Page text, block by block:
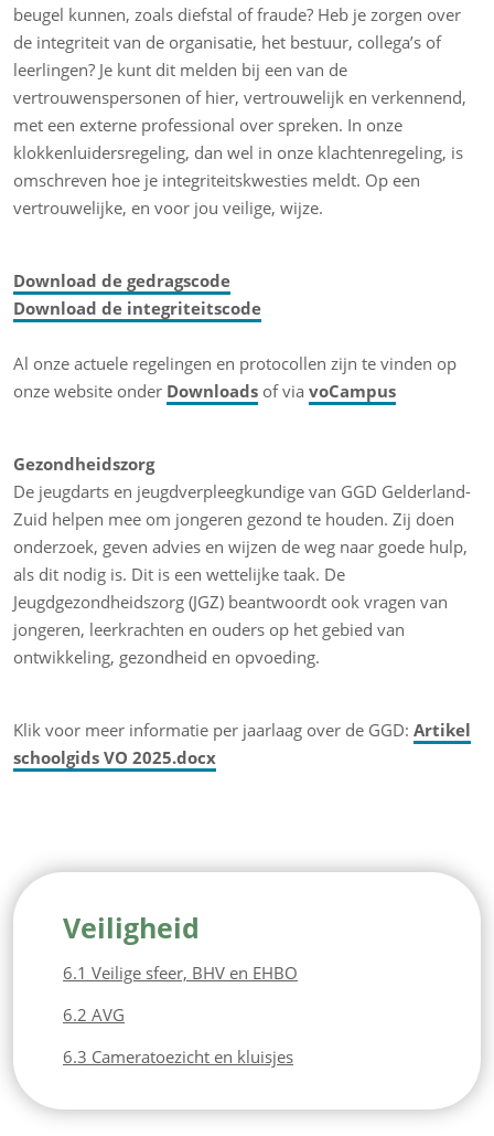
beugel kunnen, zoals diefstal of fraude? Heb je zorgen over
de integriteit van de organisatie, het bestuur, collega’s of
leerlingen? Je kunt dit melden bij een van de
vertrouwenspersonen of hier, vertrouwelijk en verkennend,
met een externe professional over spreken. In onze
klokkenluidersregeling, dan wel in onze klachtenregeling, is
omschreven hoe je integriteitskwesties meldt. Op een
vertrouwelijke, en voor jou veilige, wijze.
Download de gedragscode
Download de integriteitscode
Al onze actuele regelingen en protocollen zijn te vinden op
onze website onder Downloads of via voCampus
Gezondheidszorg
De jeugdarts en jeugdverpleegkundige van GGD Gelderland-
Zuid helpen mee om jongeren gezond te houden. Zij doen
onderzoek, geven advies en wijzen de weg naar goede hulp,
als dit nodig is. Dit is een wettelijke taak. De
Jeugdgezondheidszorg (JGZ) beantwoordt ook vragen van
jongeren, leerkrachten en ouders op het gebied van
ontwikkeling, gezondheid en opvoeding.
Klik voor meer informatie per jaarlaag over de GGD: Artikel
schoolgids VO 2025.docx
Veiligheid
6.1 Veilige sfeer, BHV en EHBO
6.2 AVG
6.3 Cameratoezicht en kluisjes